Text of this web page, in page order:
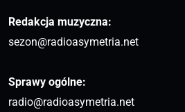
Redakcja muzyczna:
sezon@radioasymetria.net
Sprawy ogólne:
radio@radioasymetria.net